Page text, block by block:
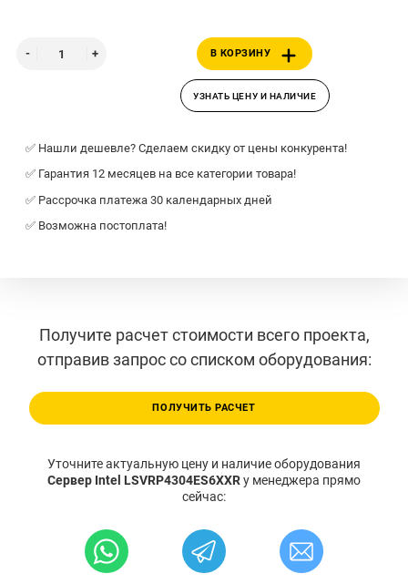
В КОРЗИНУ
УЗНАТЬ ЦЕНУ И НАЛИЧИЕ
✅ Нашли дешевле? Сделаем скидку от цены конкурента!
✅ Гарантия 12 месяцев на все категории товара!
✅ Рассрочка платежа 30 календарных дней
✅ Возможна постоплата!
Получите расчет стоимости всего проекта,
отправив запрос со списком оборудования:
ПОЛУЧИТЬ РАСЧЕТ
Уточните актуальную цену и наличие оборудования
Сервер Intel LSVRP4304ES6XXRу менеджера прямо
сейчас: